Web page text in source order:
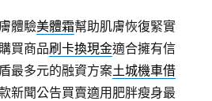
體驗美體霜幫助肌膚恢復緊實
買商品刷卡換現金適合擁有信
最多元的融資方案土城機車借
新聞公告買賣適用肥胖瘦身最